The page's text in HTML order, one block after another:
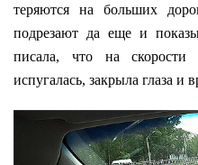
теряются на больших
подрезают да еще и
писала, что на
испугалась, закрыла глаза и